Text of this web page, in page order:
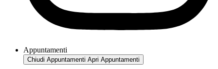
Appuntamenti
Chiudi Appuntamenti Apri Appuntamenti